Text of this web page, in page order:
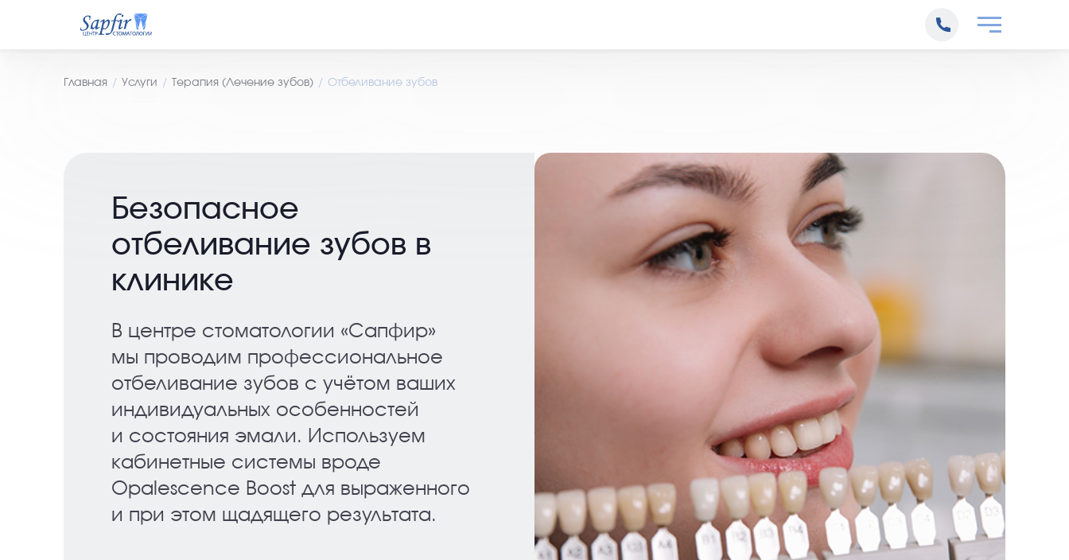
Главная Услуги Терапия (Лечение зубов) Отбеливание зубов
Безопасное
отбеливание зубов в
клинике
В центре стоматологии «Сапфир»
мы проводим профессиональное
отбеливание зубов с учётом ваших
индивидуальных особенностей
и состояния эмали. Используем
кабинетные системы вроде
Opalescence Boost для выраженного
и при этом щадящего результата.